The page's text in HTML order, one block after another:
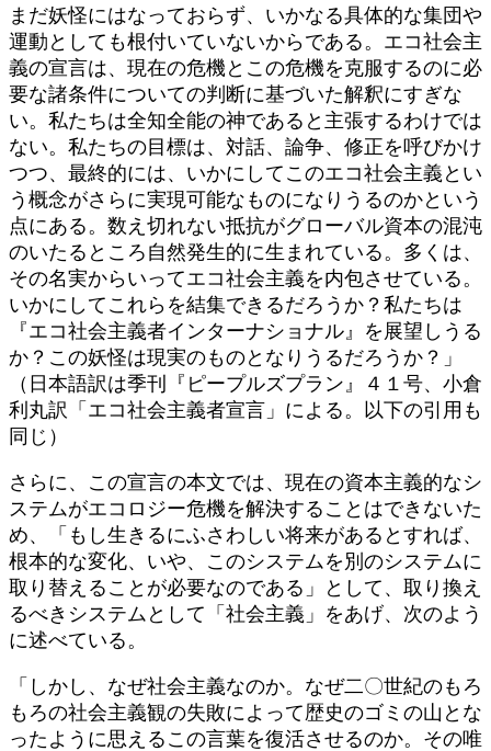
まだ妖怪にはなっておらず、いかなる具体的な集団や
運動としても根付いていないからである。エコ社会主
義の宣言は、現在の危機とこの危機を克服するのに必
要な諸条件についての判断に基づいた解釈にすぎな
い。私たちは全知全能の神であると主張するわけでは
ない。私たちの目標は、対話、論争、修正を呼びかけ
つつ、最終的には、いかにしてこのエコ社会主義とい
う概念がさらに実現可能なものになりうるのかという
点にある。数え切れない抵抗がグローバル資本の混沌
のいたるところ自然発生的に生まれている。多くは、
その名実からいってエコ社会主義を内包させている。
いかにしてこれらを結集できるだろうか？私たちは
『エコ社会主義者インターナショナル』を展望しうる
か？この妖怪は現実のものとなりうるだろうか？」
（日本語訳は季刊『ピープルズプラン』４１号、小倉
利丸訳「エコ社会主義者宣言」による。以下の引用も
同じ）
さらに、この宣言の本文では、現在の資本主義的なシ
ステムがエコロジー危機を解決することはできないた
め、「もし生きるにふさわしい将来があるとすれば、
根本的な変化、いや、このシステムを別のシステムに
取り替えることが必要なのである」として、取り換え
るべきシステムとして「社会主義」をあげ、次のよう
に述べている。
「しかし、なぜ社会主義なのか。なぜ二〇世紀のもろ
もろの社会主義観の失敗によって歴史のゴミの山とな
ったように思えるこの言葉を復活させるのか。その唯